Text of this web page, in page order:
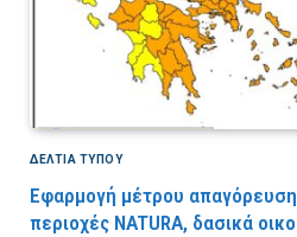
ΔΕΛΤΙΑ ΤΥΠΟΥ
Εφαρμογή μέτρου
περιοχές NATURA, δασικά